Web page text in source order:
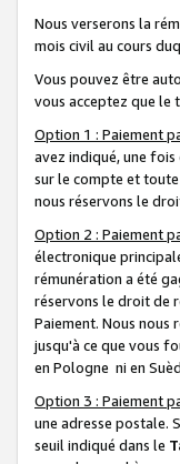
Nous verserons la
mois civil au cours
Vous pouvez être
vous acceptez que le
Option 1 : Paiement
avez indiqué, une
sur le compte et
nous réservons le
Option 2 : Paiement
électronique
rémunération a été
réservons le droit de
Paiement. Nous nous
jusqu'à ce que vous
en Pologne ni en
Option 3 : Paiement
une adresse postale.
seuil indiqué dans le